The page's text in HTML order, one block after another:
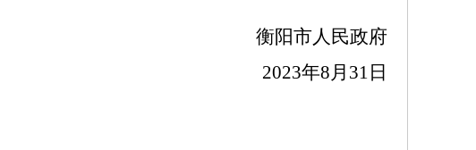
衡阳市人民政府
2023年8月31日